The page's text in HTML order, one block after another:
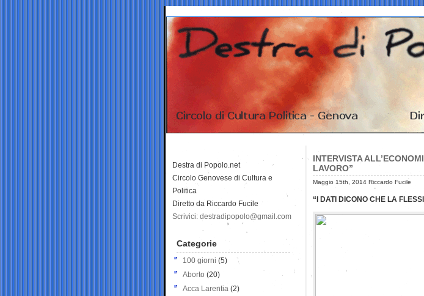
INTERVISTA
LAVORO”
Maggio 15th, 2014 Riccardo Fucile
“I DATI DICONO CHE LA
Destra di Popolo.net
Circolo Genovese di Cultura e
Politica
Diretto da Riccardo Fucile
Scrivici: destradipopolo@gmail.com
Categorie
100 giorni (5)
Aborto (20)
Acca Larentia (2)